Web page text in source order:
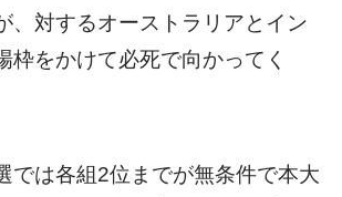
、対するオーストラリアとイン
枠をかけて必死で向かってく
では各組2位までが無条件で本大